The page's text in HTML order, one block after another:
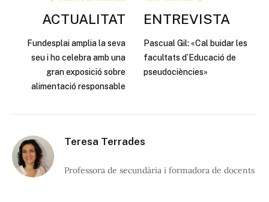
ACTUALITAT
Fundesplai amplia la seva
seu i ho celebra amb una
gran exposició sobre
alimentació responsable
ENTREVISTA
Pascual Gil: «Cal buidar les
facultats d’Educació de
pseudociències»
Teresa Terrades
Professora de secundària i formadora de docents